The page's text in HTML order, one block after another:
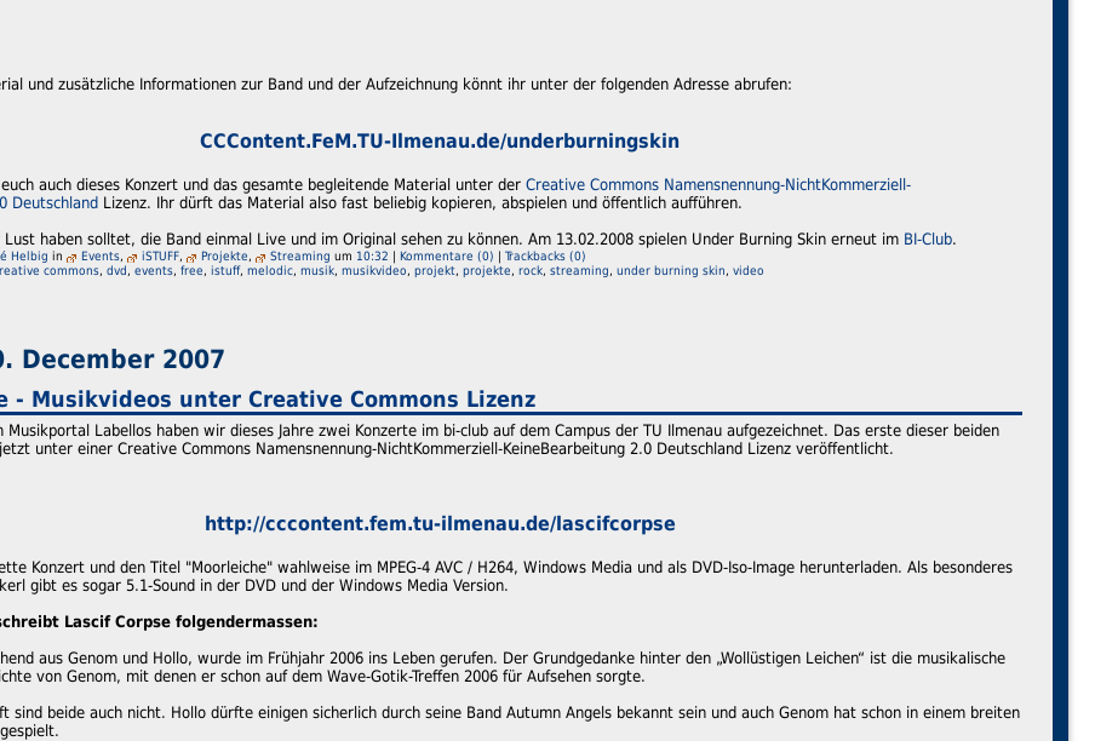
und zusätzliche Informationen zur Band und der Aufzeichnung könnt ihr unter der folgenden Adresse abrufen:
CCContent.FeM.TU-Ilmenau.de/underburningskin
auch dieses Konzert und das gesamte begleitende Material unter der Creative Commons Namensnennung-NichtKommerziell-
Deutschland Lizenz. Ihr dürft das Material also fast beliebig kopieren, abspielen und öffentlich aufführen.
haben solltet, die Band einmal Live und im Original sehen zu können. Am 13.02.2008 spielen Under Burning Skin erneut im BI-Club.
Helbig in Events, iSTUFF, Projekte, Streaming um 10:32 | Kommentare (0) | Trackbacks (0)
commons, dvd, events, free, istuff, melodic, musik, musikvideo, projekt, projekte, rock, streaming, under burning skin, video
December 2007
- Musikvideos unter Creative Commons Lizenz
Musikportal Labellos haben wir dieses Jahre zwei Konzerte im bi-club auf dem Campus der TU Ilmenau aufgezeichnet. Das erste dieser beiden
unter einer Creative Commons Namensnennung-NichtKommerziell-KeineBearbeitung 2.0 Deutschland Lizenz veröffentlicht.
http://cccontent.fem.tu-ilmenau.de/lascifcorpse
Konzert und den Titel "Moorleiche" wahlweise im MPEG-4 AVC / H264, Windows Media und als DVD-Iso-Image herunterladen. Als besonderes
gibt es sogar 5.1-Sound in der DVD und der Windows Media Version.
Lascif Corpse folgendermassen:
aus Genom und Hollo, wurde im Frühjahr 2006 ins Leben gerufen. Der Grundgedanke hinter den „Wollüstigen Leichen“ ist die musikalische
von Genom, mit denen er schon auf dem Wave-Gotik-Treffen 2006 für Aufsehen sorgte.
sind beide auch nicht. Hollo dürfte einigen sicherlich durch seine Band Autumn Angels bekannt sein und auch Genom hat schon in einem breiten